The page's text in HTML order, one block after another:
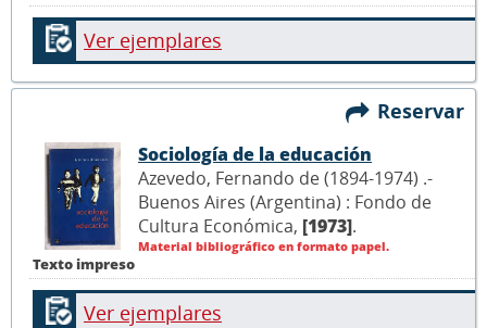
Ver ejemplares
Reservar
Texto impreso
Sociología de la educación
Azevedo, Fernando de (1894-1974) .-
Buenos Aires (Argentina) : Fondo de
Cultura Económica, [1973].
Material bibliográfico en formato papel.
Ver ejemplares